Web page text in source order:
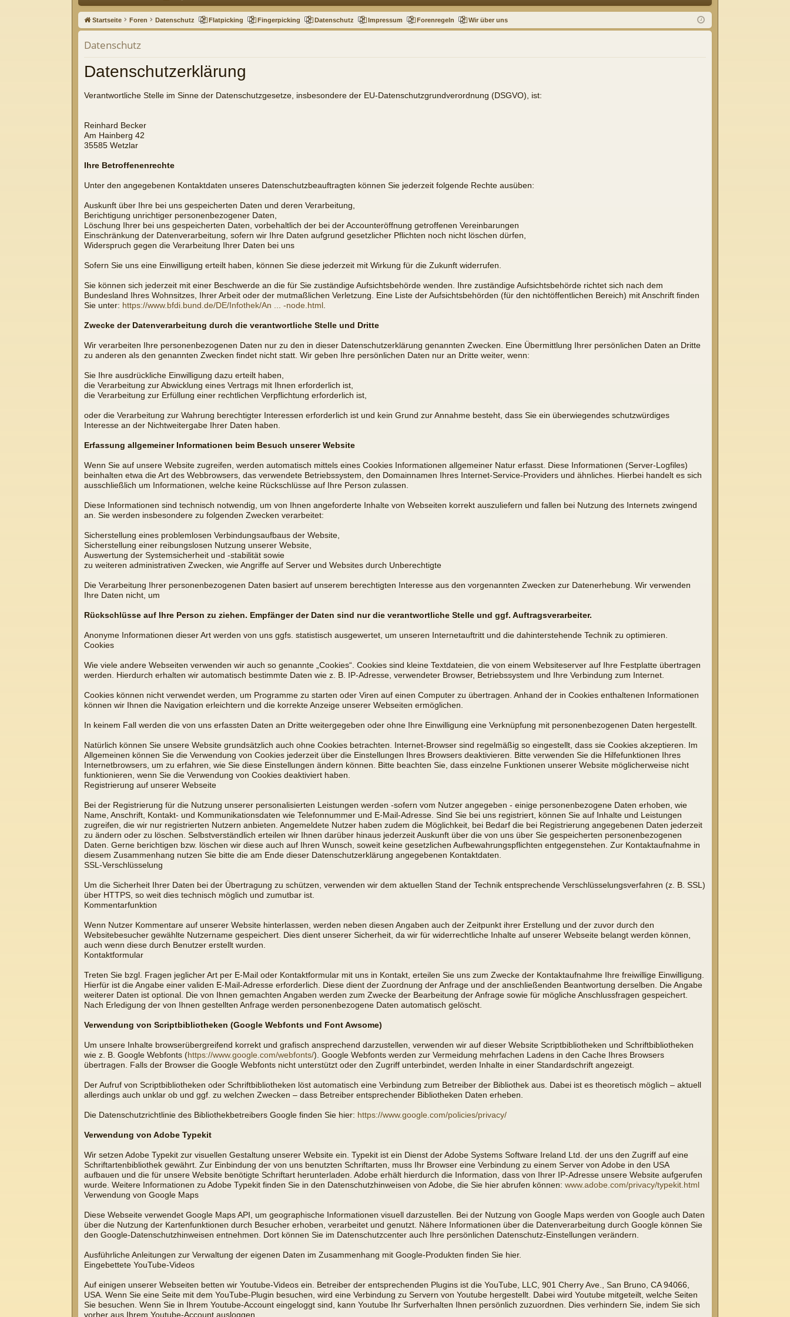
ne
llz
ug
riff
Q m
el
ist
rie
Startseite Foren Datenschutz Flatpicking Fingerpicking Datenschutz Impressum Forenregeln Wir über uns
Datenschutz
Datenschutzerklärung
Verantwortliche Stelle im Sinne der Datenschutzgesetze, insbesondere der EU-Datenschutzgrundverordnung (DSGVO), ist:
Reinhard Becker
Am Hainberg 42
35585 Wetzlar
Ihre Betroffenenrechte
Unter den angegebenen Kontaktdaten unseres Datenschutzbeauftragten können Sie jederzeit folgende Rechte ausüben:
Auskunft über Ihre bei uns gespeicherten Daten und deren Verarbeitung,
Berichtigung unrichtiger personenbezogener Daten,
Löschung Ihrer bei uns gespeicherten Daten, vorbehaltlich der bei der Accounteröffnung getroffenen Vereinbarungen
Einschränkung der Datenverarbeitung, sofern wir Ihre Daten aufgrund gesetzlicher Pflichten noch nicht löschen dürfen,
Widerspruch gegen die Verarbeitung Ihrer Daten bei uns
Sofern Sie uns eine Einwilligung erteilt haben, können Sie diese jederzeit mit Wirkung für die Zukunft widerrufen.
Sie können sich jederzeit mit einer Beschwerde an die für Sie zuständige Aufsichtsbehörde wenden. Ihre zuständige Aufsichtsbehörde richtet sich nach dem
Bundesland Ihres Wohnsitzes, Ihrer Arbeit oder der mutmaßlichen Verletzung. Eine Liste der Aufsichtsbehörden (für den nichtöffentlichen Bereich) mit Anschrift finden
Sie unter: https://www.bfdi.bund.de/DE/Infothek/An ... -node.html .
Zwecke der Datenverarbeitung durch die verantwortliche Stelle und Dritte
Wir verarbeiten Ihre personenbezogenen Daten nur zu den in dieser Datenschutzerklärung genannten Zwecken. Eine Übermittlung Ihrer persönlichen Daten an Dritte
zu anderen als den genannten Zwecken findet nicht statt. Wir geben Ihre persönlichen Daten nur an Dritte weiter, wenn:
Sie Ihre ausdrückliche Einwilligung dazu erteilt haben,
die Verarbeitung zur Abwicklung eines Vertrags mit Ihnen erforderlich ist,
die Verarbeitung zur Erfüllung einer rechtlichen Verpflichtung erforderlich ist,
oder die Verarbeitung zur Wahrung berechtigter Interessen erforderlich ist und kein Grund zur Annahme besteht, dass Sie ein überwiegendes schutzwürdiges
Interesse an der Nichtweitergabe Ihrer Daten haben.
Erfassung allgemeiner Informationen beim Besuch unserer Website
Wenn Sie auf unsere Website zugreifen, werden automatisch mittels eines Cookies Informationen allgemeiner Natur erfasst. Diese Informationen (Server-Logfiles)
beinhalten etwa die Art des Webbrowsers, das verwendete Betriebssystem, den Domainnamen Ihres Internet-Service-Providers und ähnliches. Hierbei handelt es sich
ausschließlich um Informationen, welche keine Rückschlüsse auf Ihre Person zulassen.
Diese Informationen sind technisch notwendig, um von Ihnen angeforderte Inhalte von Webseiten korrekt auszuliefern und fallen bei Nutzung des Internets zwingend
an. Sie werden insbesondere zu folgenden Zwecken verarbeitet:
Sicherstellung eines problemlosen Verbindungsaufbaus der Website,
Sicherstellung einer reibungslosen Nutzung unserer Website,
Auswertung der Systemsicherheit und -stabilität sowie
zu weiteren administrativen Zwecken, wie Angriffe auf Server und Websites durch Unberechtigte
Die Verarbeitung Ihrer personenbezogenen Daten basiert auf unserem berechtigten Interesse aus den vorgenannten Zwecken zur Datenerhebung. Wir verwenden
Ihre Daten nicht, um
Rückschlüsse auf Ihre Person zu ziehen. Empfänger der Daten sind nur die verantwortliche Stelle und ggf. Auftragsverarbeiter.
Anonyme Informationen dieser Art werden von uns ggfs. statistisch ausgewertet, um unseren Internetauftritt und die dahinterstehende Technik zu optimieren.
Cookies
Wie viele andere Webseiten verwenden wir auch so genannte „Cookies“. Cookies sind kleine Textdateien, die von einem Websiteserver auf Ihre Festplatte übertragen
werden. Hierdurch erhalten wir automatisch bestimmte Daten wie z. B. IP-Adresse, verwendeter Browser, Betriebssystem und Ihre Verbindung zum Internet.
Cookies können nicht verwendet werden, um Programme zu starten oder Viren auf einen Computer zu übertragen. Anhand der in Cookies enthaltenen Informationen
können wir Ihnen die Navigation erleichtern und die korrekte Anzeige unserer Webseiten ermöglichen.
In keinem Fall werden die von uns erfassten Daten an Dritte weitergegeben oder ohne Ihre Einwilligung eine Verknüpfung mit personenbezogenen Daten hergestellt.
Natürlich können Sie unsere Website grundsätzlich auch ohne Cookies betrachten. Internet-Browser sind regelmäßig so eingestellt, dass sie Cookies akzeptieren. Im
Allgemeinen können Sie die Verwendung von Cookies jederzeit über die Einstellungen Ihres Browsers deaktivieren. Bitte verwenden Sie die Hilfefunktionen Ihres
Internetbrowsers, um zu erfahren, wie Sie diese Einstellungen ändern können. Bitte beachten Sie, dass einzelne Funktionen unserer Website möglicherweise nicht
funktionieren, wenn Sie die Verwendung von Cookies deaktiviert haben.
Registrierung auf unserer Webseite
Bei der Registrierung für die Nutzung unserer personalisierten Leistungen werden -sofern vom Nutzer angegeben - einige personenbezogene Daten erhoben, wie
Name, Anschrift, Kontakt- und Kommunikationsdaten wie Telefonnummer und E-Mail-Adresse. Sind Sie bei uns registriert, können Sie auf Inhalte und Leistungen
zugreifen, die wir nur registrierten Nutzern anbieten. Angemeldete Nutzer haben zudem die Möglichkeit, bei Bedarf die bei Registrierung angegebenen Daten jederzeit
zu ändern oder zu löschen. Selbstverständlich erteilen wir Ihnen darüber hinaus jederzeit Auskunft über die von uns über Sie gespeicherten personenbezogenen
Daten. Gerne berichtigen bzw. löschen wir diese auch auf Ihren Wunsch, soweit keine gesetzlichen Aufbewahrungspflichten entgegenstehen. Zur Kontaktaufnahme in
diesem Zusammenhang nutzen Sie bitte die am Ende dieser Datenschutzerklärung angegebenen Kontaktdaten.
SSL-Verschlüsselung
Um die Sicherheit Ihrer Daten bei der Übertragung zu schützen, verwenden wir dem aktuellen Stand der Technik entsprechende Verschlüsselungsverfahren (z. B. SSL)
über HTTPS, so weit dies technisch möglich und zumutbar ist.
Kommentarfunktion
Wenn Nutzer Kommentare auf unserer Website hinterlassen, werden neben diesen Angaben auch der Zeitpunkt ihrer Erstellung und der zuvor durch den
Websitebesucher gewählte Nutzername gespeichert. Dies dient unserer Sicherheit, da wir für widerrechtliche Inhalte auf unserer Webseite belangt werden können,
auch wenn diese durch Benutzer erstellt wurden.
Kontaktformular
Treten Sie bzgl. Fragen jeglicher Art per E-Mail oder Kontaktformular mit uns in Kontakt, erteilen Sie uns zum Zwecke der Kontaktaufnahme Ihre freiwillige Einwilligung.
Hierfür ist die Angabe einer validen E-Mail-Adresse erforderlich. Diese dient der Zuordnung der Anfrage und der anschließenden Beantwortung derselben. Die Angabe
weiterer Daten ist optional. Die von Ihnen gemachten Angaben werden zum Zwecke der Bearbeitung der Anfrage sowie für mögliche Anschlussfragen gespeichert.
Nach Erledigung der von Ihnen gestellten Anfrage werden personenbezogene Daten automatisch gelöscht.
Verwendung von Scriptbibliotheken (Google Webfonts und Font Awsome)
Um unsere Inhalte browserübergreifend korrekt und grafisch ansprechend darzustellen, verwenden wir auf dieser Website Scriptbibliotheken und Schriftbibliotheken
wie z. B. Google Webfonts (https://www.google.com/webfonts/). Google Webfonts werden zur Vermeidung mehrfachen Ladens in den Cache Ihres Browsers
übertragen. Falls der Browser die Google Webfonts nicht unterstützt oder den Zugriff unterbindet, werden Inhalte in einer Standardschrift angezeigt.
Der Aufruf von Scriptbibliotheken oder Schriftbibliotheken löst automatisch eine Verbindung zum Betreiber der Bibliothek aus. Dabei ist es theoretisch möglich – aktuell
allerdings auch unklar ob und ggf. zu welchen Zwecken – dass Betreiber entsprechender Bibliotheken Daten erheben.
Die Datenschutzrichtlinie des Bibliothekbetreibers Google finden Sie hier: https://www.google.com/policies/privacy/
Verwendung von Adobe Typekit
Wir setzen Adobe Typekit zur visuellen Gestaltung unserer Website ein. Typekit ist ein Dienst der Adobe Systems Software Ireland Ltd. der uns den Zugriff auf eine
Schriftartenbibliothek gewährt. Zur Einbindung der von uns benutzten Schriftarten, muss Ihr Browser eine Verbindung zu einem Server von Adobe in den USA
aufbauen und die für unsere Website benötigte Schriftart herunterladen. Adobe erhält hierdurch die Information, dass von Ihrer IP-Adresse unsere Website aufgerufen
wurde. Weitere Informationen zu Adobe Typekit finden Sie in den Datenschutzhinweisen von Adobe, die Sie hier abrufen können: www.adobe.com/privacy/typekit.html
Verwendung von Google Maps
Diese Webseite verwendet Google Maps API, um geographische Informationen visuell darzustellen. Bei der Nutzung von Google Maps werden von Google auch Daten
über die Nutzung der Kartenfunktionen durch Besucher erhoben, verarbeitet und genutzt. Nähere Informationen über die Datenverarbeitung durch Google können Sie
den Google-Datenschutzhinweisen entnehmen. Dort können Sie im Datenschutzcenter auch Ihre persönlichen Datenschutz-Einstellungen verändern.
Ausführliche Anleitungen zur Verwaltung der eigenen Daten im Zusammenhang mit Google-Produkten finden Sie hier.
Eingebettete YouTube-Videos
Auf einigen unserer Webseiten betten wir Youtube-Videos ein. Betreiber der entsprechenden Plugins ist die YouTube, LLC, 901 Cherry Ave., San Bruno, CA 94066,
USA. Wenn Sie eine Seite mit dem YouTube-Plugin besuchen, wird eine Verbindung zu Servern von Youtube hergestellt. Dabei wird Youtube mitgeteilt, welche Seiten
Sie besuchen. Wenn Sie in Ihrem Youtube-Account eingeloggt sind, kann Youtube Ihr Surfverhalten Ihnen persönlich zuzuordnen. Dies verhindern Sie, indem Sie sich
vorher aus Ihrem Youtube-Account ausloggen.